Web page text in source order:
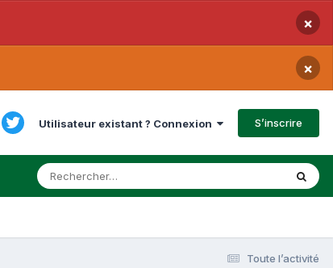
×
×
Utilisateur existant ? Connexion S’inscrire
Toute l’activité